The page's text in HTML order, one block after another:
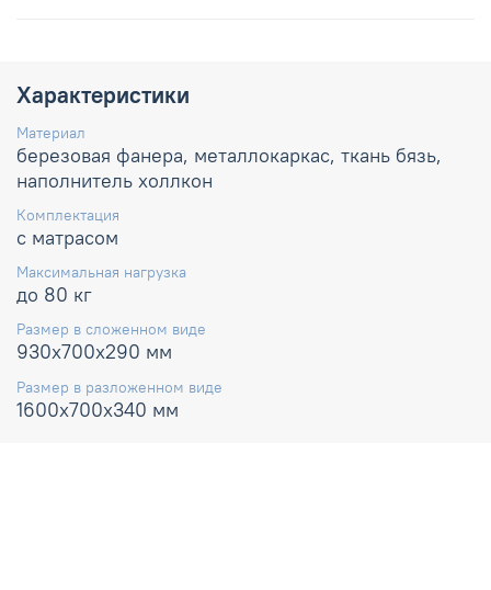
Характеристики
Материал
березовая фанера, металлокаркас, ткань бязь,
наполнитель холлкон
Комплектация
с матрасом
Максимальная нагрузка
до 80 кг
Размер в сложенном виде
930x700x290 мм
Размер в разложенном виде
1600x700x340 мм